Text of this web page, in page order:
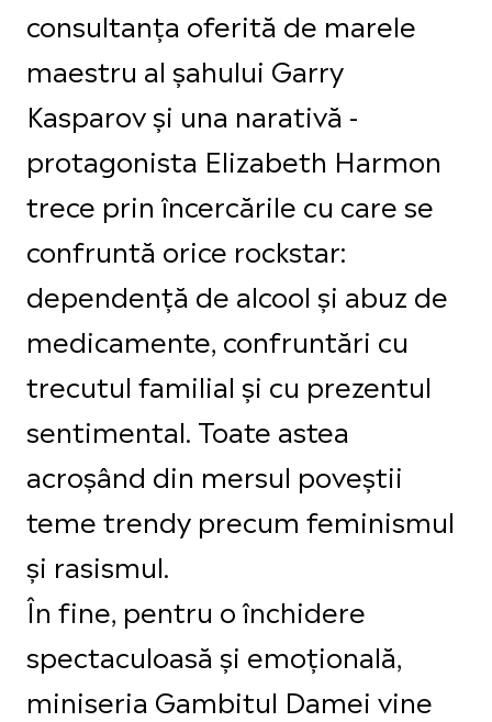
consultanța oferită de marele
maestru al șahului Garry
Kasparov și una narativă -
protagonista Elizabeth Harmon
trece prin încercările cu care se
confruntă orice rockstar:
dependență de alcool și abuz de
medicamente, confruntări cu
trecutul familial și cu prezentul
sentimental. Toate astea
acroșând din mersul poveștii
teme trendy precum feminismul
și rasismul.
În fine, pentru o închidere
spectaculoasă și emoțională,
miniseria Gambitul Damei vine